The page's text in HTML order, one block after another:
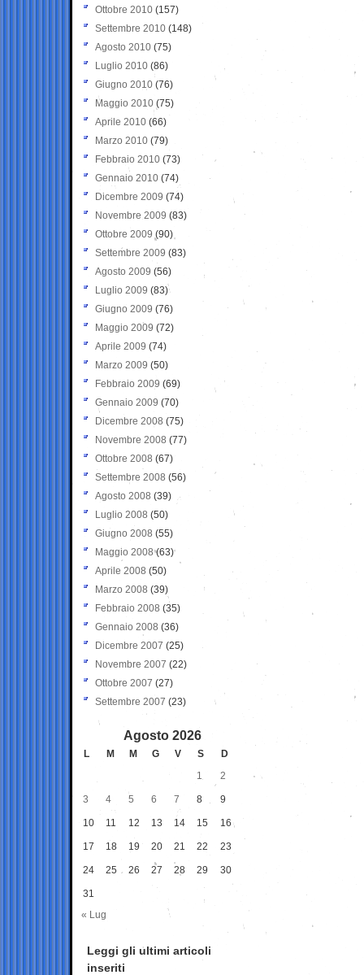
Ottobre 2010 (157)
Settembre 2010 (148)
Agosto 2010 (75)
Luglio 2010 (86)
Giugno 2010 (76)
Maggio 2010 (75)
Aprile 2010 (66)
Marzo 2010 (79)
Febbraio 2010 (73)
Gennaio 2010 (74)
Dicembre 2009 (74)
Novembre 2009 (83)
Ottobre 2009 (90)
Settembre 2009 (83)
Agosto 2009 (56)
Luglio 2009 (83)
Giugno 2009 (76)
Maggio 2009 (72)
Aprile 2009 (74)
Marzo 2009 (50)
Febbraio 2009 (69)
Gennaio 2009 (70)
Dicembre 2008 (75)
Novembre 2008 (77)
Ottobre 2008 (67)
Settembre 2008 (56)
Agosto 2008 (39)
Luglio 2008 (50)
Giugno 2008 (55)
Maggio 2008(63)
Aprile 2008 (50)
Marzo 2008 (39)
Febbraio 2008 (35)
Gennaio 2008 (36)
Dicembre 2007 (25)
Novembre 2007 (22)
Ottobre 2007 (27)
Settembre 2007 (23)
Agosto 2026
L M M G V S
D
1
2
3 4 5 6 7 8 9
10 11 12 13 14 15 16
17 18 19 20 21 22 23
24 25 26 27 28 29 30
31
« Lug
Leggi gli ultimi articoli
inseriti